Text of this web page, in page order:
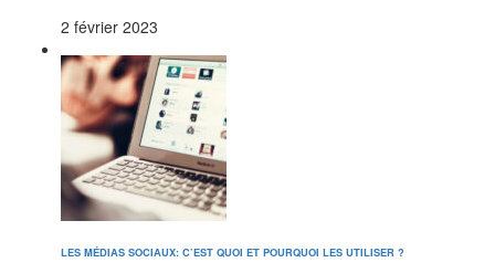
2 février 2023
LES MÉDIAS SOCIAUX: C’EST QUOI ET POURQUOI LES UTILISER ?